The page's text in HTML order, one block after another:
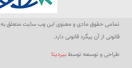
تمامی حقوق مادی و معنوی این وب سایت متعلق به
قانونی از آن پیگرد قانونی دارد.
طراحی و توسعه توسطبیردیتا